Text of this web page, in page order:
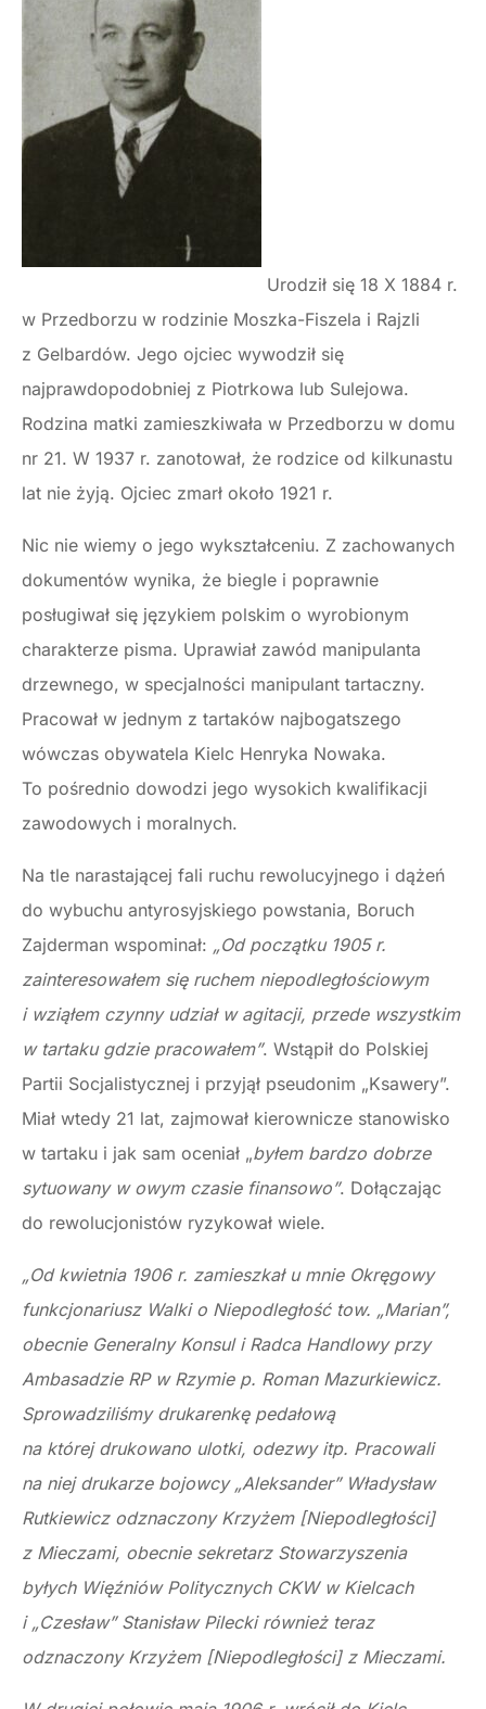
Urodził się 18 X 1884 r.
w Przedborzu w rodzinie Moszka-Fiszela i Rajzli
z Gelbardów. Jego ojciec wywodził się
najprawdopodobniej z Piotrkowa lub Sulejowa.
Rodzina matki zamieszkiwała w Przedborzu w domu
nr 21. W 1937 r. zanotował, że rodzice od kilkunastu
lat nie żyją. Ojciec zmarł około 1921 r.
Nic nie wiemy o jego wykształceniu. Z zachowanych
dokumentów wynika, że biegle i poprawnie
posługiwał się językiem polskim o wyrobionym
charakterze pisma. Uprawiał zawód manipulanta
drzewnego, w specjalności manipulant tartaczny.
Pracował w jednym z tartaków najbogatszego
wówczas obywatela Kielc Henryka Nowaka.
To pośrednio dowodzi jego wysokich kwalifikacji
zawodowych i moralnych.
Na tle narastającej fali ruchu rewolucyjnego i dążeń
do wybuchu antyrosyjskiego powstania, Boruch
Zajderman wspominał: „Od początku 1905 r.
zainteresowałem się ruchem niepodległościowym
i wziąłem czynny udział w agitacji, przede wszystkim
w tartaku gdzie pracowałem”. Wstąpił do Polskiej
Partii Socjalistycznej i przyjął pseudonim „Ksawery”.
Miał wtedy 21 lat, zajmował kierownicze stanowisko
w tartaku i jak sam oceniał „byłem bardzo dobrze
sytuowany w owym czasie finansowo”. Dołączając
do rewolucjonistów ryzykował wiele.
„Od kwietnia 1906 r. zamieszkał u mnie Okręgowy
funkcjonariusz Walki o Niepodległość tow. „Marian”,
obecnie Generalny Konsul i Radca Handlowy przy
Ambasadzie RP w Rzymie p. Roman Mazurkiewicz.
Sprowadziliśmy drukarenkę pedałową
na której drukowano ulotki, odezwy itp. Pracowali
na niej drukarze bojowcy „Aleksander” Władysław
Rutkiewicz odznaczony Krzyżem [Niepodległości]
z Mieczami, obecnie sekretarz Stowarzyszenia
byłych Więźniów Politycznych CKW w Kielcach
i „Czesław” Stanisław Pilecki również teraz
odznaczony Krzyżem [Niepodległości] z Mieczami.